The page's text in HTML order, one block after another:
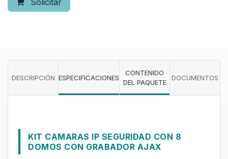
Solicitar
DESCRIPCIÓN ESPECIFICACIONES
CONTENIDO
DEL PAQUETE
DOCUMENTOS
KIT CAMARAS IP SEGURIDAD CON 8
DOMOS CON GRABADOR AJAX